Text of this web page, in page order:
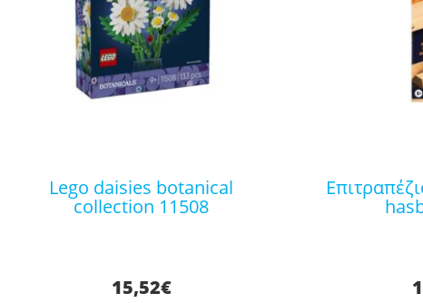
lego daisies botanical
collection 11508
15,52€
επιτραπέζιο παιχνίδι jenga